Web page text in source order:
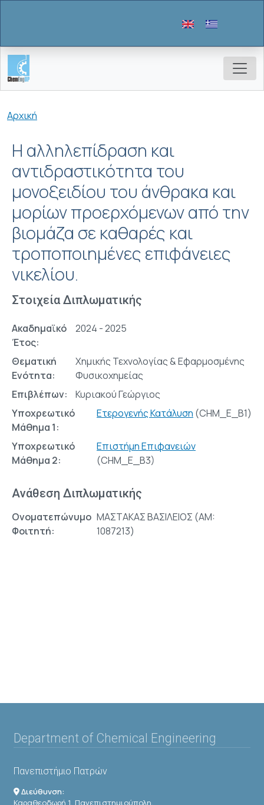
Breadcrumb
Αρχική
Η αλληλεπίδραση και
αντιδραστικότητα του
μονοξειδίου του άνθρακα και
μορίων προερχόμενων από την
βιομάζα σε καθαρές και
τροποποιημένες επιφάνειες
νικελίου.
Στοιχεία Διπλωματικής
Ακαδημαϊκό
Έτος:
2024 - 2025
Θεματική
Ενότητα:
Χημικής Τεχνολογίας & Εφαρμοσμένης
Φυσικοχημείας
Επιβλέπων:
Κυριακού Γεώργιος
Υποχρεωτικό
Μάθημα 1:
Ετερογενής Κατάλυση (CHM_E_B1)
Υποχρεωτικό
Μάθημα 2:
Επιστήμη Επιφανειών
(CHM_E_Β3)
Ανάθεση Διπλωματικής
Ονοματεπώνυμο
Φοιτητή:
ΜΑΣΤΑΚΑΣ ΒΑΣΙΛΕΙΟΣ (AM:
1087213)
Department of Chemical Engineering
Πανεπιστήμιο Πατρών
Διεύθυνση:
Καραθεοδωρή 1, Πανεπιστημιούπολη,